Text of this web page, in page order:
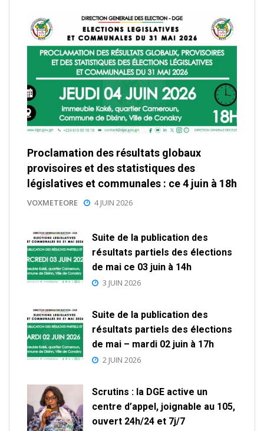
Proclamation des résultats globaux
provisoires et des statistiques des
législatives et communales : ce 4 juin à 18h
VOXMETEORE 4 JUIN 2026
Suite de la publication des
résultats partiels des élections
de mai ce 03 juin à 14h
3 JUIN 2026
Suite de la publication des
résultats partiels des élections
de mai – mardi 02 juin à 17h
2 JUIN 2026
Scrutins : la DGE active un
centre d’appel, joignable au 105,
ouvert 24h/24 et 7j/7